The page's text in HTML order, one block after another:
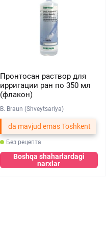
Пронтосан раствор для
ирригации ран по 350 мл
(флакон)
B. Braun (Shveytsariya)
da mavjud emas Toshkent
Без рецепта
Boshqa shaharlardagi
narxlar